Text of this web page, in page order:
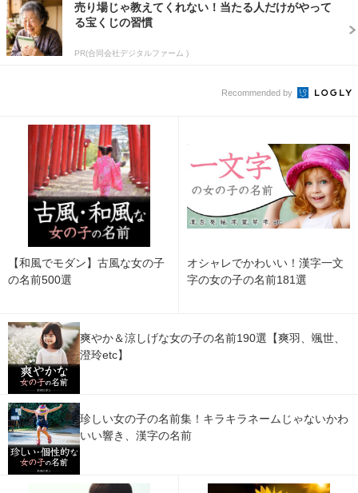
売り場じゃ教えてくれない！当たる人だけがやって
る宝くじの習慣
PR(合同会社デジタルファーム )
Recommended by
【和風でモダン】古風な女の子
の名前500選
オシャレでかわいい！漢字一文
字の女の子の名前181選
爽やか＆涼しげな女の子の名前190選【爽羽、颯世、
澄玲etc】
珍しい女の子の名前集！キラキラネームじゃないかわ
いい響き、漢字の名前